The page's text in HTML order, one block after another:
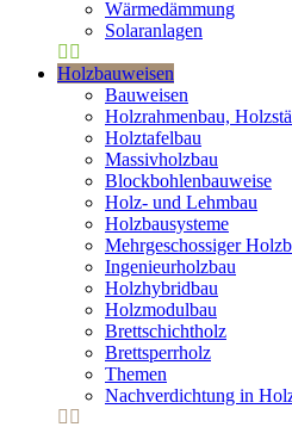
Wärmedämmung
Solaranlagen
Holzbauweisen
Bauweisen
Holzrahmenbau,
Holztafelbau
Massivholzbau
Blockbohlenbauweise
Holz- und Lehmbau
Holzbausysteme
Mehrgeschossiger
Ingenieurholzbau
Holzhybridbau
Holzmodulbau
Brettschichtholz
Brettsperrholz
Themen
Nachverdichtung in